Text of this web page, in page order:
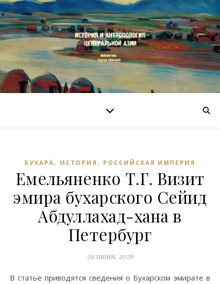
БУХАРА, ИСТОРИЯ , РОССИЙСКАЯ ИМПЕРИЯ
Емельяненко Т.Г. Визит
эмира бухарского Сейид
Абдуллахад-хана в
Петербург
29 июня, 2026
В статье приводятся сведения о Бухарском эмирате в